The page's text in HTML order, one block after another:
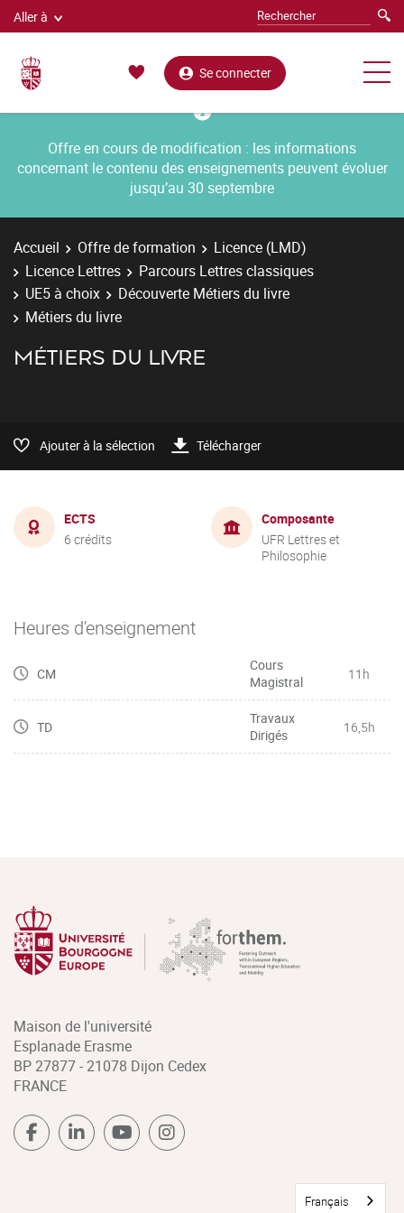
Aller à
Se connecter
Offre en cours de modification : les informations
concernant le contenu des enseignements peuvent évoluer
jusqu’au 30 septembre
Accueil Offre de formation
Licence (LMD)
Licence Lettres
Parcours Lettres classiques
UE5 à choix
Découverte Métiers du livre
Métiers du livre
MÉTIERS DU LIVRE
Ajouter à la sélection Télécharger
ECTS
6 crédits
Composante
UFR Lettres et
Philosophie
Heures d'enseignement
CM
Cours
Magistral
11h
TD
Travaux
Dirigés
16,5h
Maison de l'université
Esplanade Erasme
BP 27877 - 21078 Dijon Cedex
FRANCE
Français